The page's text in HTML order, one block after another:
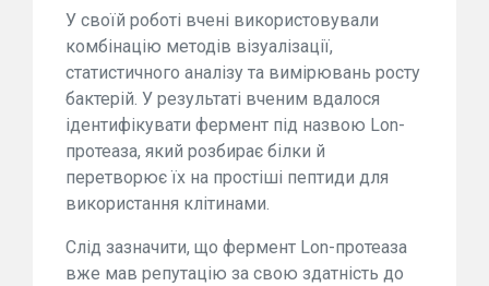
У своїй роботі вчені використовували
комбінацію методів візуалізації,
статистичного аналізу та вимірювань росту
бактерій. У результаті вченим вдалося
ідентифікувати фермент під назвою Lon-
протеаза, який розбирає білки й
перетворює їх на простіші пептиди для
використання клітинами.
Слід зазначити, що фермент Lon-протеаза
вже мав репутацію за свою здатність до